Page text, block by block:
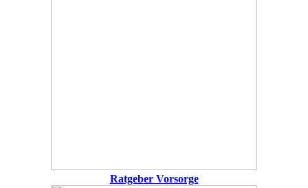
Ratgeber Vorsorge